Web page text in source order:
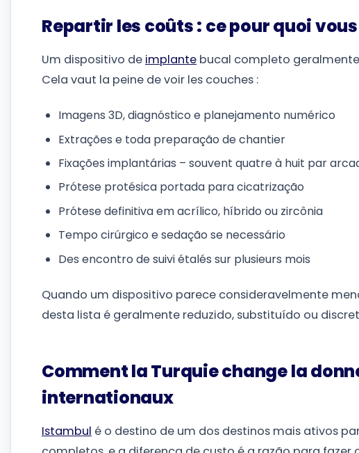
Repartir les coûts : ce pour quoi
Um dispositivo de implante bucal completo
Cela vaut la peine de voir les couches :
Imagens 3D, diagnóstico e planejamento numérico
Extrações e toda preparação de chantier
Fixações implantárias – souvent quatre à huit par
Prótese protésica portada para cicatrização
Prótese definitiva em acrílico, híbrido ou zircônia
Tempo cirúrgico e sedação se necessário
Des encontro de suivi étalés sur plusieurs mois
Quando um dispositivo parece consideravelmente
desta lista é geralmente reduzido, substituído ou
Comment la Turquie change la
internationaux
Istambul é o destino de um dos destinos mais ativos